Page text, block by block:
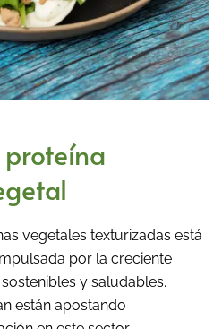
vegetales texturizadas está
por la creciente
y saludables.
están apostando